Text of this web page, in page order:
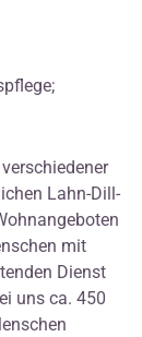
Lahn-Dill-
mit
Dienst
uns ca. 450